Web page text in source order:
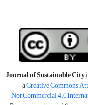
Journal of Sustainable City
aCreative Commons
NonCommercial 4.0